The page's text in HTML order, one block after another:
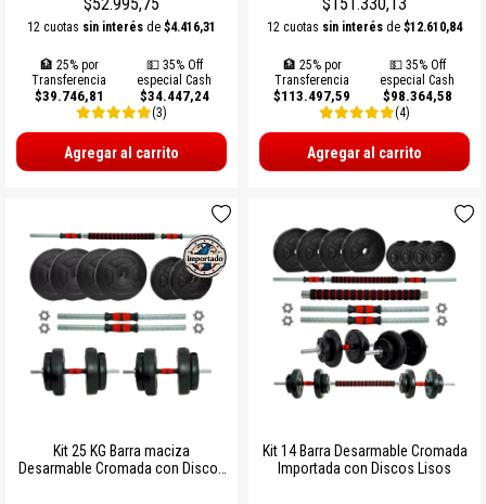
12 cuotas sin interés de $4.416,31
🏦 25% por
Transferencia
$39.746,81
💵 35% Off
especial Cash
$34.447,24
(3)
Agregar al carrito
12 cuotas sin interés de $12.610,84
🏦 25% por
Transferencia
$113.497,59
💵 35% Off
especial Cash
$98.364,58
(4)
Agregar al carrito
Kit 25 KG Barra maciza
Desarmable Cromada con Discos
Kit 14 Barra Desarmable Cromada
Importada con Discos Lisos